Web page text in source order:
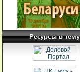
Ресурсы в тему